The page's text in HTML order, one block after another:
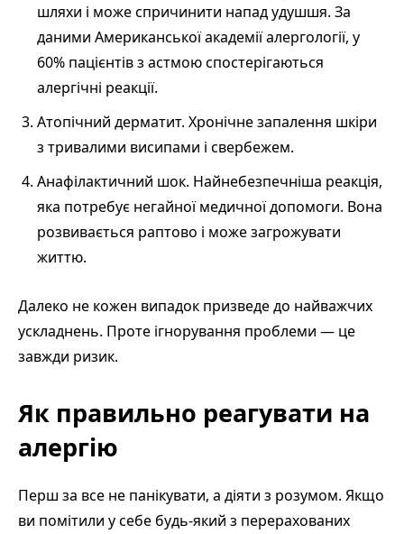
шляхи і може спричинити напад удушшя. За
даними Американської академії алергології, у
60% пацієнтів з астмою спостерігаються
алергічні реакції.
Атопічний дерматит. Хронічне запалення шкіри
з тривалими висипами і свербежем.
Анафілактичний шок. Найнебезпечніша реакція,
яка потребує негайної медичної допомоги. Вона
розвивається раптово і може загрожувати
життю.
Далеко не кожен випадок призведе до найважчих
ускладнень. Проте ігнорування проблеми — це
завжди ризик.
Як правильно реагувати на
алергію
Перш за все не панікувати, а діяти з розумом. Якщо
ви помітили у себе будь-який з перерахованих